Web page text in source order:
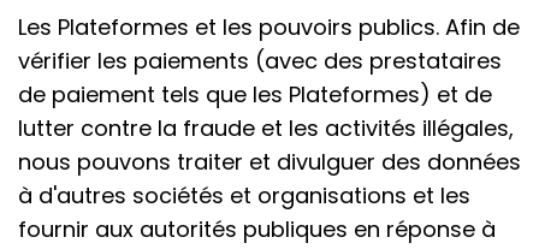
Les Plateformes et les pouvoirs publics. Afin de
vérifier les paiements (avec des prestataires
de paiement tels que les Plateformes) et de
lutter contre la fraude et les activités illégales,
nous pouvons traiter et divulguer des données
à d'autres sociétés et organisations et les
fournir aux autorités publiques en réponse à